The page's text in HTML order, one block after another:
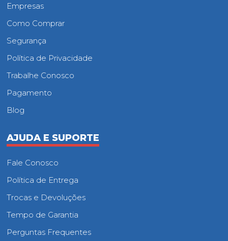
Empresas
Como Comprar
Segurança
Política de Privacidade
Trabalhe Conosco
Pagamento
Blog
AJUDA E SUPORTE
Fale Conosco
Política de Entrega
Trocas e Devoluções
Tempo de Garantia
Perguntas Frequentes